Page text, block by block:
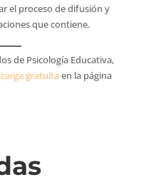
el proceso de difusión y
que contiene.
de Psicología Educativa,
gratuitaen la página